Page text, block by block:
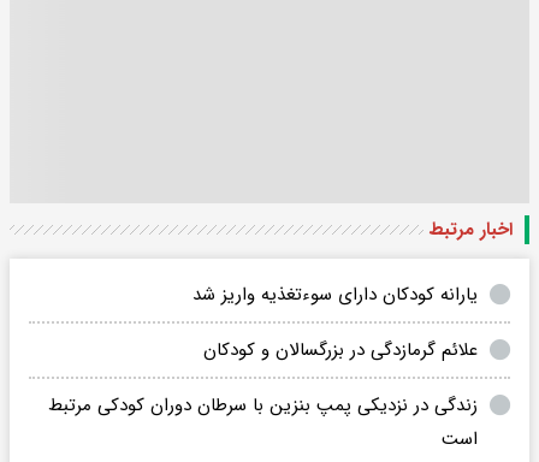
اخبار مرتبط
یارانه کودکان دارای سوءتغذیه واریز شد
علائم گرمازدگی در بزرگسالان و کودکان
زندگی در نزدیکی پمپ بنزین با سرطان دوران کودکی مرتبط
است